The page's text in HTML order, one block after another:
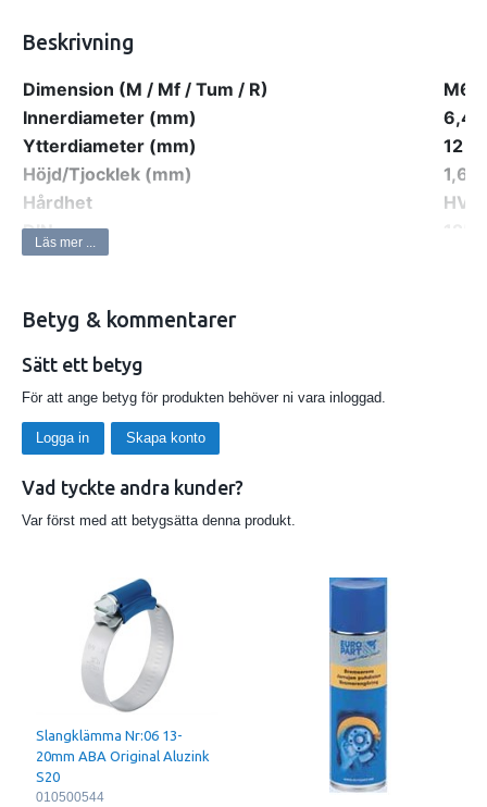
Beskrivning
Dimension (M / Mf / Tum / R)
M6
Innerdiameter (mm)
6,4
Ytterdiameter (mm)
12
Höjd/Tjocklek (mm)
1,6
Hårdhet
DIN
ISO
Ytbehandlingsstandard
Läs mer ...
Betyg & kommentarer
Sätt ett betyg
För att ange betyg för produkten behöver ni vara inloggad.
Logga in Skapa konto
Vad tyckte andra kunder?
Var först med att betygsätta denna produkt.
Slangklämma Nr:06 13-
20mm ABA Original Aluzink
S20
010500544